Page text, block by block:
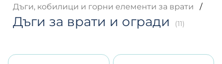
Дъги, кобилици и горни елементи за врати
/
Дъги за врати и огради (11)